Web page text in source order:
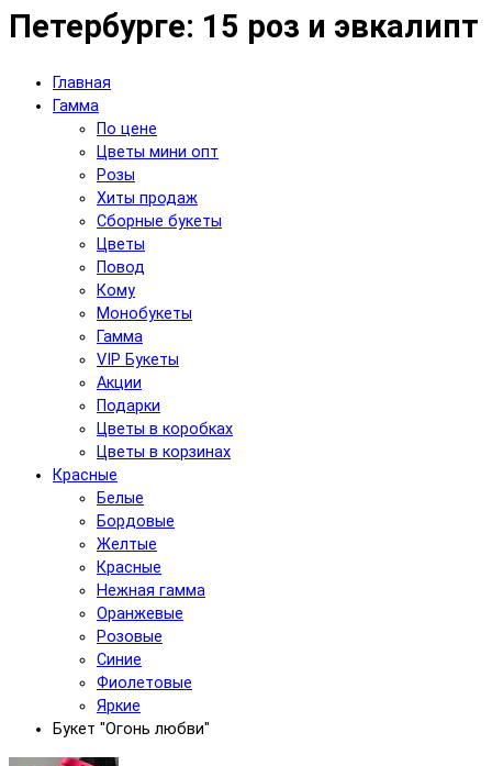
Петербурге: 15 роз и эвкалипт
Главная
Гамма
По цене
Цветы мини опт
Розы
Хиты продаж
Сборные букеты
Цветы
Повод
Кому
Монобукеты
Гамма
VIP Букеты
Акции
Подарки
Цветы в коробках
Цветы в корзинах
Красные
Белые
Бордовые
Желтые
Красные
Нежная гамма
Оранжевые
Розовые
Синие
Фиолетовые
Яркие
Букет "Огонь любви"